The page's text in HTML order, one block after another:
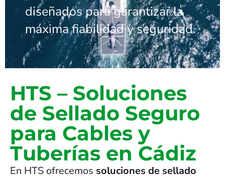
diseñados para garantizar la
máxima fiabilidad y seguridad.
HTS – Soluciones
de Sellado Seguro
para Cables y
Tuberías en Cádiz
En HTS ofrecemos soluciones de sellado